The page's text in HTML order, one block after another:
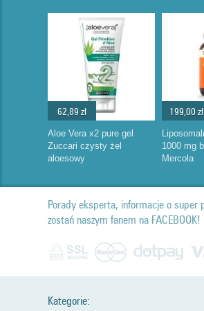
62,89 zł
Aloe Vera x2 pure gel
Zuccari czysty żel
aloesowy
199,00 zł
1000 mg
Mercola
Porady eksperta, informacje o super
zostań naszym fanem na FACEBOOK!
Kategorie: